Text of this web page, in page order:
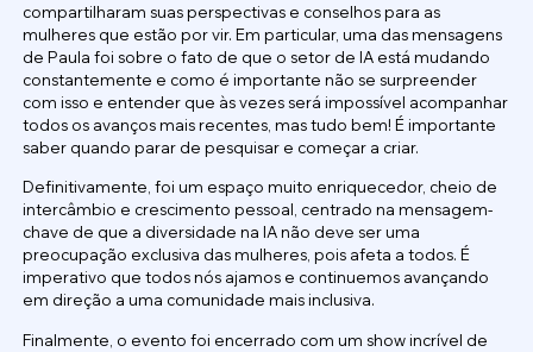
compartilharam suas perspectivas e conselhos para as
mulheres que estão por vir. Em particular, uma das mensagens
de Paula foi sobre o fato de que o setor de IA está mudando
constantemente e como é importante não se surpreender
com isso e entender que às vezes será impossível acompanhar
todos os avanços mais recentes, mas tudo bem! É importante
saber quando parar de pesquisar e começar a criar.
Definitivamente, foi um espaço muito enriquecedor, cheio de
intercâmbio e crescimento pessoal, centrado na mensagem-
chave de que a diversidade na IA não deve ser uma
preocupação exclusiva das mulheres, pois afeta a todos. É
imperativo que todos nós ajamos e continuemos avançando
em direção a uma comunidade mais inclusiva.
Finalmente, o evento foi encerrado com um show incrível de